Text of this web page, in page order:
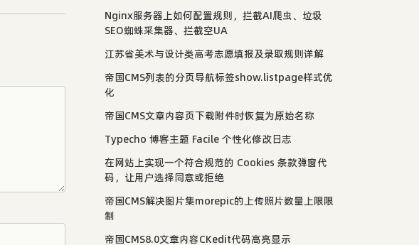
Nginx服务器上如何配置规则，拦截AI爬虫、垃圾
SEO蜘蛛采集器、拦截空UA
江苏省美术与设计类高考志愿填报及录取规则详解
帝国CMS列表的分页导航标签show.listpage样式优
化
帝国CMS文章内容页下载附件时恢复为原始名称
Typecho 博客主题 Facile 个性化修改日志
在网站上实现一个符合规范的 Cookies 条款弹窗代
码，让用户选择同意或拒绝
帝国CMS解决图片集morepic的上传照片数量上限限
制
帝国CMS8.0文章内容CKedit代码高亮显示